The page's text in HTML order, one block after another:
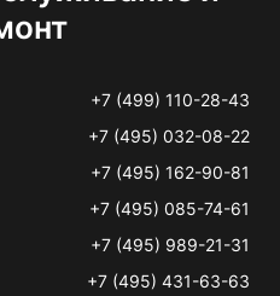
+7 (499) 110-28-43
+7 (495) 032-08-22
+7 (495) 162-90-81
+7 (495) 085-74-61
+7 (495) 989-21-31
+7 (495) 431-63-63